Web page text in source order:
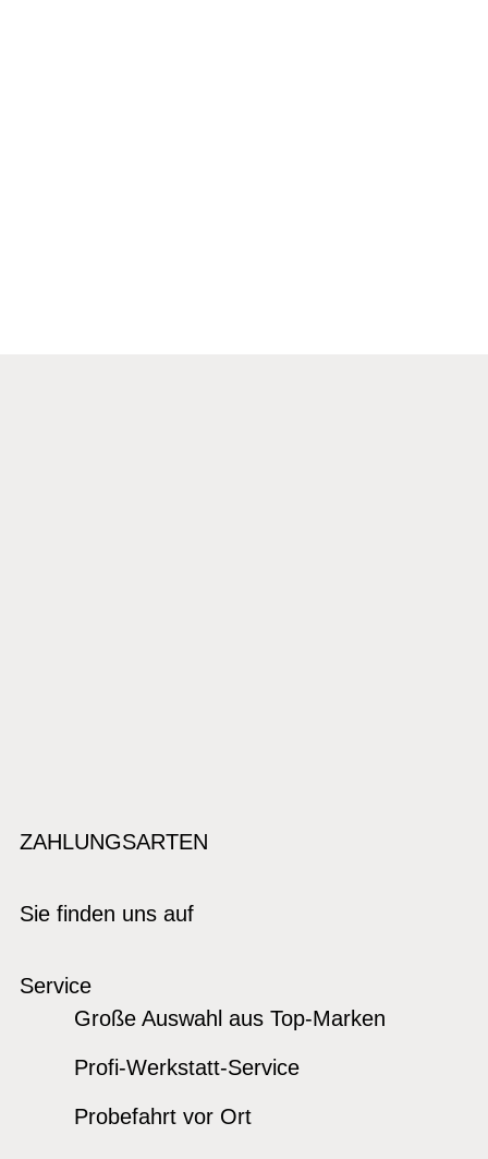
ZAHLUNGSARTEN
Sie finden uns auf
Service
Große Auswahl aus Top-Marken
Profi-Werkstatt-Service
Probefahrt vor Ort